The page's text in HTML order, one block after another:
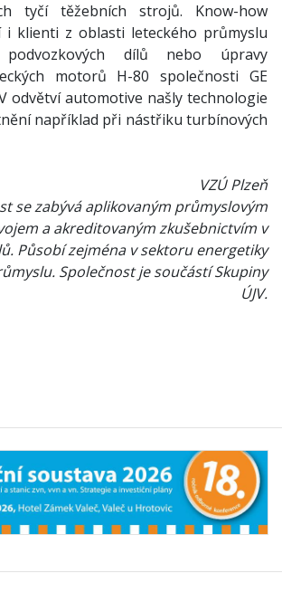
tyčí těžebních strojů. Know-how
i klienti z oblasti leteckého průmyslu
dílů nebo úpravy
motorů H-80 společnosti GE
odvětví automotive našly technologie
například při nástřiku turbínových
VZÚ Plzeň
se zabývá aplikovaným průmyslovým
a akreditovaným zkušebnictvím v
Působí zejména v sektoru energetiky
Společnost je součástí Skupiny
ÚJV.